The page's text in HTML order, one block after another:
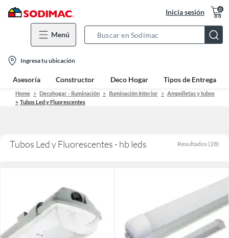
Inicia sesión 0
Menú
Bar
location-
icon
Ingresa tu ubicación
Asesoría Constructor Deco Hogar Tipos de Entrega
Home Decohogar - Iluminación Iluminación Interior
Ampolletas y tubos
Tubos Led y Fluorescentes
Tubos Led y Fluorescentes - hb leds Resultados (28)